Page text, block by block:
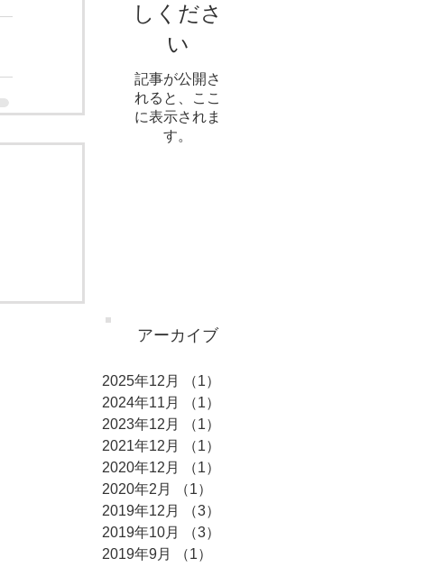
しくださ
い
記事が公開さ
れると、ここ
に表示されま
す。
アーカイブ
2025年12月 （1）
2024年11月
（1）
2023年12月
（1）
2021年12月
（1）
2020年12月
（1）
2020年2月
（1）
2019年12月
（3）
2019年10月
（3）
2019年9月
（1）